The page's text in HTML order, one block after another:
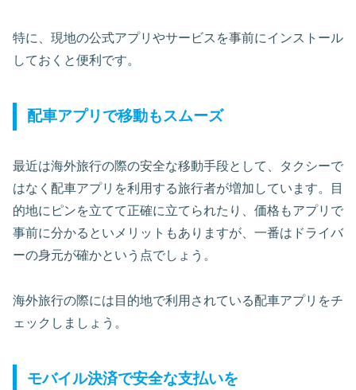
特に、現地の公式アプリやサービスを事前にインストール
しておくと便利です。
配車アプリで移動もスムーズ
最近は海外旅行の際の安全な移動手段として、タクシーで
はなく配車アプリを利用する旅行者が増加しています。目
的地にピンを立てて正確に立てられたり、価格もアプリで
事前に分かるといメリットもありますが、一番はドライバ
ーの身元が確かという点でしょう。
海外旅行の際には目的地で利用されている配車アプリをチ
ェックしましょう。
モバイル決済で安全な支払いを